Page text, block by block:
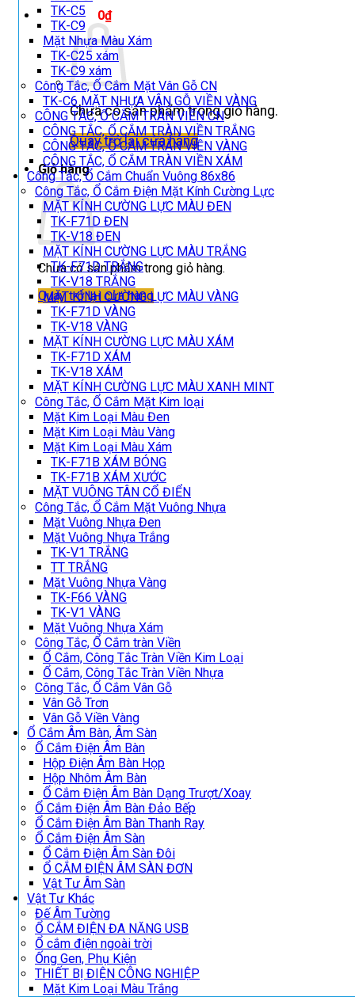
Giỏ hàng / 0₫
Chưa có sản phẩm trong giỏ hàng.
Quay trở lại cửa hàng
Giỏ hàng
Chưa có sản phẩm trong giỏ hàng.
Quay trở lại cửa hàng
TK-C5
TK-C9
Mặt Nhựa Màu Xám
TK-C25 xám
TK-C9 xám
Công Tắc, Ổ Cắm Mặt Vân Gỗ CN
TK-C6 MẶT NHỰA VÂN GỖ VIỀN VÀNG
CÔNG TẮC, Ổ CẮM TRÀN VIỀN CN
CÔNG TẮC, Ổ CẮM TRÀN VIỀN TRẮNG
CÔNG TẮC, Ổ CẮM TRÀN VIỀN VÀNG
CÔNG TẮC, Ổ CẮM TRÀN VIỀN XÁM
Công Tắc, Ổ Cắm Chuẩn Vuông 86x86
Công Tắc, Ổ Cắm Điện Mặt Kính Cường Lực
MẶT KÍNH CƯỜNG LỰC MÀU ĐEN
TK-F71D ĐEN
TK-V18 ĐEN
MẶT KÍNH CƯỜNG LỰC MÀU TRẮNG
TK-F71D TRẮNG
TK-V18 TRẮNG
MẶT KÍNH CƯỜNG LỰC MÀU VÀNG
TK-F71D VÀNG
TK-V18 VÀNG
MẶT KÍNH CƯỜNG LỰC MÀU XÁM
TK-F71D XÁM
TK-V18 XÁM
MẶT KÍNH CƯỜNG LỰC MÀU XANH MINT
Công Tắc, Ổ Cắm Mặt Kim loại
Mặt Kim Loại Màu Đen
Mặt Kim Loại Màu Vàng
Mặt Kim Loại Màu Xám
TK-F71B XÁM BÓNG
TK-F71B XÁM XƯỚC
MẶT VUÔNG TÂN CỔ ĐIỂN
Công Tắc, Ổ Cắm Mặt Vuông Nhựa
Mặt Vuông Nhựa Đen
Mặt Vuông Nhựa Trắng
TK-V1 TRẮNG
TT TRẮNG
Mặt Vuông Nhựa Vàng
TK-F66 VÀNG
TK-V1 VÀNG
Mặt Vuông Nhựa Xám
Công Tắc, Ổ Cắm tràn Viền
Ổ Cắm, Công Tắc Tràn Viền Kim Loại
Ổ Cắm, Công Tắc Tràn Viền Nhựa
Công Tắc, Ổ Cắm Vân Gỗ
Vân Gỗ Trơn
Vân Gỗ Viền Vàng
Ổ Cắm Âm Bàn, Âm Sàn
Ổ Cắm Điện Âm Bàn
Hộp Điện Âm Bàn Họp
Hộp Nhôm Âm Bàn
Ổ Cắm Điện Âm Bàn Dạng Trượt/Xoay
Ổ Cắm Điện Âm Bàn Đảo Bếp
Ổ Cắm Điện Âm Bàn Thanh Ray
Ổ Cắm Điện Âm Sàn
Ổ Cắm Điện Âm Sàn Đôi
Ổ CẮM ĐIỆN ÂM SÀN ĐƠN
Vật Tư Âm Sàn
Vật Tư Khác
Đế Âm Tường
Ổ CẮM ĐIỆN ĐA NĂNG USB
Ổ cắm điện ngoài trời
Ống Gen, Phụ Kiện
THIẾT BỊ ĐIỆN CÔNG NGHIỆP
Mặt Kim Loại Màu Trắng